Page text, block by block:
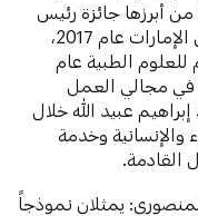
من أبرزها جائزة رئيس
الدولة التقديرية عام 2012، وجائزة أوائل الإمارات عام 2017،
الطبية عام
في مجالي العمل
عبيد الله خلال
والإنسانية وخدمة
القادمة.
يمثلان نموذجاً